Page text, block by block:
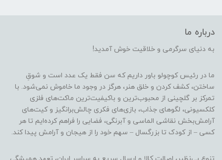
درباره ما
به دنیای سرگرمی و خلاقیت خوش آمدید!
ما در رئیس کوچولو باور داریم که سن فقط یک عدد است و شوقِ
ساختن، کشف کردن و خلق هنر، هرگز در وجود ما خاموش نمی‌شود. با
تمرکز بر گلچینی از محبوب‌ترین و باکیفیت‌ترین ماکت‌های فلزی
کلکسیونی، لگوهای جذاب، بازی‌های فکری چالش‌برانگیز و کیت‌های
آرامش‌بخش نقاشی الماسی و آبرنگی، فضایی را فراهم کرده‌ایم تا هر
کسی – از کودک تا بزرگسال – سهم خود را از هیجان و آرامش پیدا کند.